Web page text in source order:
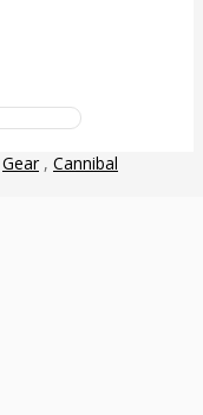
Gear , Cannibal